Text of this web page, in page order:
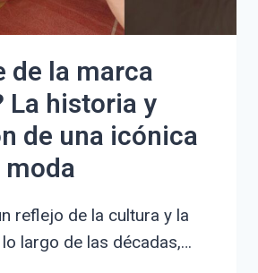
de la marca
La historia y
de una icónica
reflejo de la cultura y la
largo de las décadas,…